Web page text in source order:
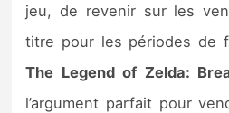
Sorties de jeux
Bons plans
jeu, de revenir sur les
titre pour les périodes de
The Legend of Zelda:
l’argument parfait pour